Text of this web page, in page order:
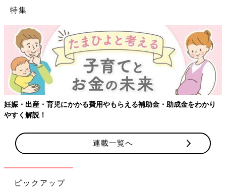
特集
児にかかる費用やもらえる補助金・助成金をわかり
【ワクチン
連載一覧へ
ピックアップ